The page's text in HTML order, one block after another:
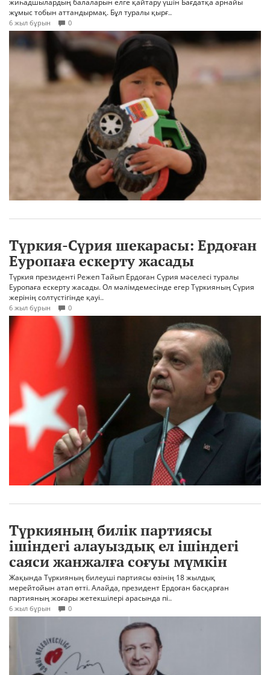
жиһадшылардың балаларын елге қайтару үшін Бағдатқа арнайы
жұмыс тобын аттандырмақ. Бұл туралы қырғ..
6 жыл бұрын 0
Түркия-Сүрия шекарасы: Ердоған
Еуропаға ескерту жасады
Түркия президенті Режеп Тайып Ердоған Сүрия мәселесі туралы
Еуропаға ескерту жасады. Ол мәлімдемесінде егер Түркияның Сүрия
жерінің солтүстігінде қауі..
6 жыл бұрын 0
Түркияның билік партиясы
ішіндегі алауыздық ел ішіндегі
саяси жанжалға соғуы мүмкін
Жақында Түркияның билеуші партиясы өзінің 18 жылдық
мерейтойын атап өтті. Алайда, президент Ердоған басқарған
партияның жоғары жетекшілері арасында пі..
6 жыл бұрын 0